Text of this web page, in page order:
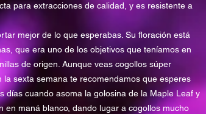
para extracciones de calidad, y es resistente a
mejor de lo que esperabas. Su floración está
que era uno de los objetivos que teníamos en
de origen. Aunque veas cogollos súper
la sexta semana te recomendamos que esperes
días cuando asoma la golosina de la Maple Leaf y
en maná blanco, dando lugar a cogollos mucho